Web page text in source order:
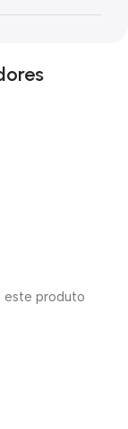
este produto